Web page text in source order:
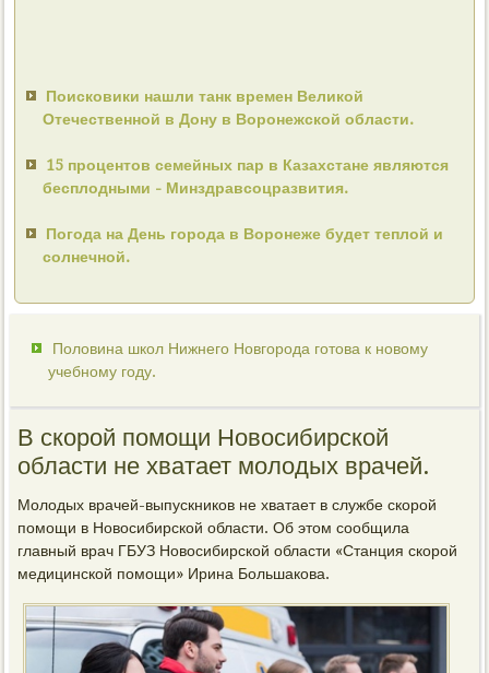
Поисковики нашли танк времен Великой
Отечественной в Дону в Воронежской области.
15 процентов семейных пар в Казахстане являются
бесплодными - Минздравсоцразвития.
Погода на День города в Воронеже будет теплой и
солнечной.
Половина школ Нижнего Новгорода готова к новому
учебному году.
В скорой помощи Новосибирской
области не хватает молодых врачей.
Молодых врачей-выпускников не хватает в службе скорой
помощи в Новосибирской области. Об этом сообщила
главный врач ГБУЗ Новосибирской области «Станция скорой
медицинской помощи» Ирина Большакова.